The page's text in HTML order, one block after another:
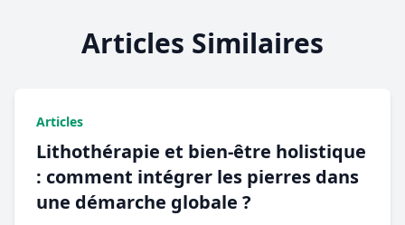
Articles Similaires
Articles
Lithothérapie et bien-être holistique
: comment intégrer les pierres dans
une démarche globale ?